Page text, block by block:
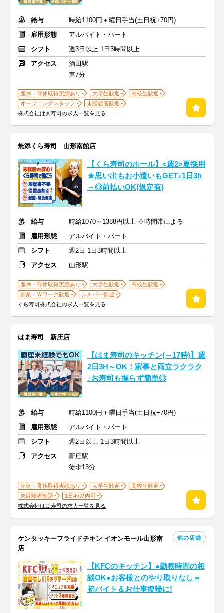
給与
時給1100円＋曜日手当(土日祝+70円)
雇用形態
アルバイト・パート
シフト
週3日以上 1日3時間以上
アクセス
酒田駅
車7分
産休・育休取得実績あり 大学生歓迎
高校生歓迎
オープニングスタッフ
未経験者歓迎
株式会社はま寿司の求人一覧を見る
無添くら寿司 山形南館店
【くら寿司のホール】<週2>夏採用
★思い出もお小遣いもGET♪1日3h
～◎前払いOK(規定有)
給与
時給1070～1388円以上 ※時間帯による
雇用形態
アルバイト・パート
シフト
週2日 1日3時間以上
アクセス
山形駅
産休・育休取得実績あり 大学生歓迎
高校生歓迎
副業・Ｗワーク歓迎
シルバー歓迎
くら寿司株式会社の求人一覧を見る
はま寿司 新庄店
【はま寿司のキッチン(～17時)】週
2日3H～OK！家事と両立ラクラク
♪お寿司も握らず簡単◎
給与
時給1100円＋曜日手当(土日祝+70円)
雇用形態
アルバイト・パート
シフト
週2日以上 1日3時間以上
アクセス
新庄駅
徒歩13分
産休・育休取得実績あり 大学生歓迎
高校生歓迎
未経験者歓迎
1日4h以内可
株式会社はま寿司の求人一覧を見る
ケンタッキーフライドチキン イオンモール山形南
店
他の店舗
【KFCのキッチン】●勤務時間の相
談OK●お客様とのやり取りなし＝
初バイト＆お仕事復帰に!